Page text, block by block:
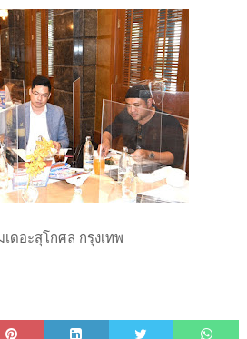
ดอะสุโกศล กรุงเทพ